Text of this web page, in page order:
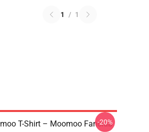
1 / 1
T-Shirt – Moomoo Fanclub
-20%